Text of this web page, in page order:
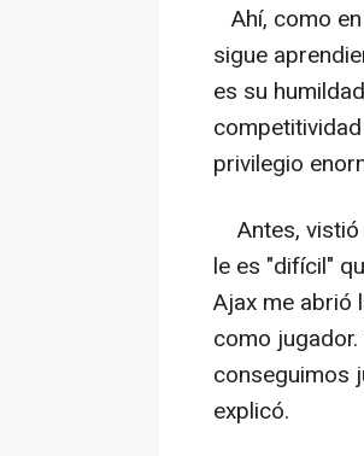
Ahí, como
sigue
es su
privilegio
Antes, vistió
le es "difícil"
Ajax me abrió
como
conseguimos
explicó.